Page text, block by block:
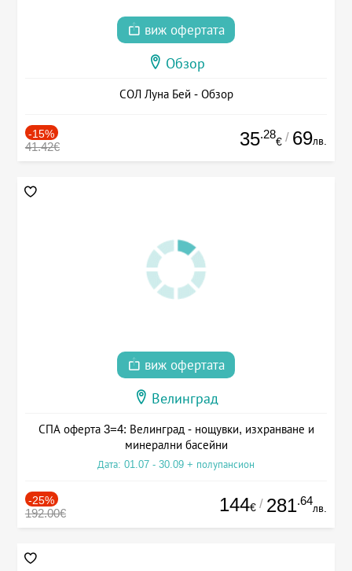
виж офертата
Обзор
СОЛ Луна Бей - Обзор
-15%
41.42€ 35.28
€ / 69лв.
виж офертата
Велинград
СПА оферта 3=4: Велинград - нощувки, изхранване и
минерални басейни
Дата: 01.07 - 30.09 + полупансион
-25%
192.00€ 144€ / 281.64
лв.